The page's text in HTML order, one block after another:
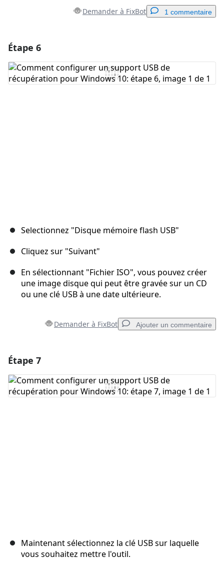
Demander à FixBot 1 commentaire
Ajouter un commentaire
Étape 6
Selectionnez "Disque mémoire flash USB"
Cliquez sur "Suivant"
En sélectionnant "Fichier ISO", vous pouvez créer
une image disque qui peut être gravée sur un CD
ou une clé USB à une date ultérieure.
Demander à FixBot Ajouter un commentaire
Ajouter un commentaire
Étape 7
Maintenant sélectionnez la clé USB sur laquelle
vous souhaitez mettre l'outil.